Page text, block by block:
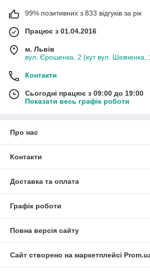
99% позитивних з 833 відгуків за рік
Працює з 01.04.2016
м. Львів
вул. Єрошенка, 2 (кут вул. Шевченка,
Контакти
Сьогодні працює з 09:00 до 19:00
Показати весь графік роботи
Про нас
Контакти
Доставка та оплата
Графік роботи
Повна версія сайту
Сайт створено на маркетплейсі